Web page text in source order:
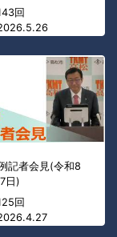
回
記者会見(令和8
日)
回